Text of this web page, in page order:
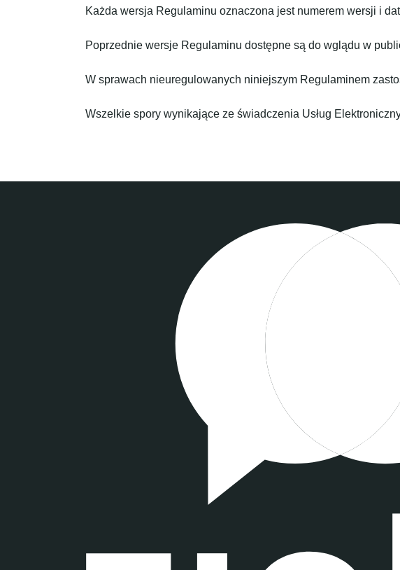
Każda wersja Regulaminu oznaczona jest numerem wersji i
Poprzednie wersje Regulaminu dostępne są do wglądu w
W sprawach nieuregulowanych niniejszym Regulaminem
Wszelkie spory wynikające ze świadczenia Usług